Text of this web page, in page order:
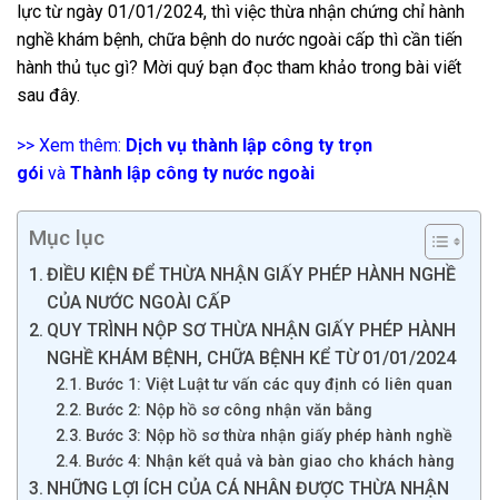
lực từ ngày 01/01/2024, thì việc thừa nhận chứng chỉ hành
nghề khám bệnh, chữa bệnh do nước ngoài cấp thì cần tiến
hành thủ tục gì? Mời quý bạn đọc tham khảo trong bài viết
sau đây.
>> Xem thêm: Dịch vụ thành lập công ty trọn
gói và Thành lập công ty nước ngoài
Mục lục
ĐIỀU KIỆN ĐỂ THỪA NHẬN GIẤY PHÉP HÀNH NGHỀ
CỦA NƯỚC NGOÀI CẤP
QUY TRÌNH NỘP SƠ THỪA NHẬN GIẤY PHÉP HÀNH
NGHỀ KHÁM BỆNH, CHỮA BỆNH KỂ TỪ 01/01/2024
Bước 1: Việt Luật tư vấn các quy định có liên quan
Bước 2: Nộp hồ sơ công nhận văn bằng
Bước 3: Nộp hồ sơ thừa nhận giấy phép hành nghề
Bước 4: Nhận kết quả và bàn giao cho khách hàng
NHỮNG LỢI ÍCH CỦA CÁ NHÂN ĐƯỢC THỪA NHẬN